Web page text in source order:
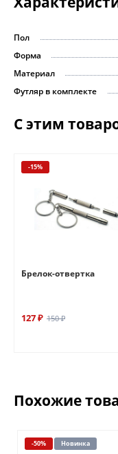
Пол
Форма
Материал
Футляр в комплекте
С этим
-15%
Брелок-отвертка
127 ₽ 150 ₽
Похожие
-50% Новинка